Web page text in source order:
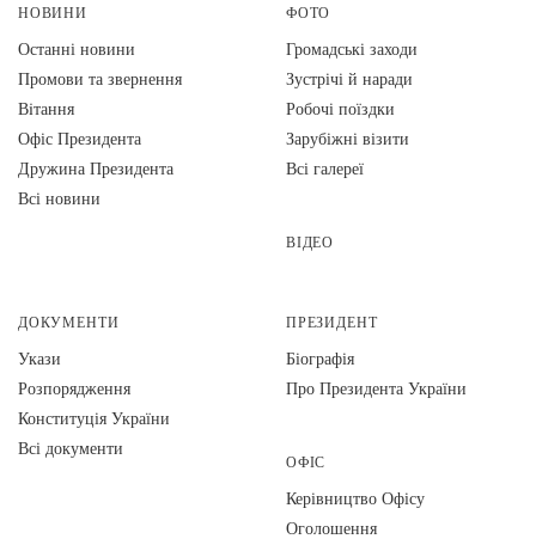
НОВИНИ
Останні новини
Промови та звернення
Вiтання
Офіс Президента
Дружина Президента
Всі новини
ФОТО
Громадські заходи
Зустрічі й наради
Робочі поїздки
Зарубіжні візити
Всі галереї
ВІДЕО
ДОКУМЕНТИ
Укази
Розпорядження
Конституція України
Всі документи
ПРЕЗИДЕНТ
Біографія
Про Президента України
ОФІС
Керівництво Офісу
Оголошення